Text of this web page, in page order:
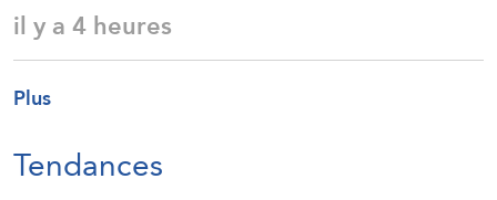
il y a 4 heures
Plus
Tendances